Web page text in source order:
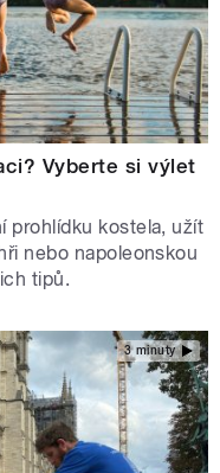
Vyberte si výlet
prohlídku kostela, užít
nebo napoleonskou
tipů.
3 minuty